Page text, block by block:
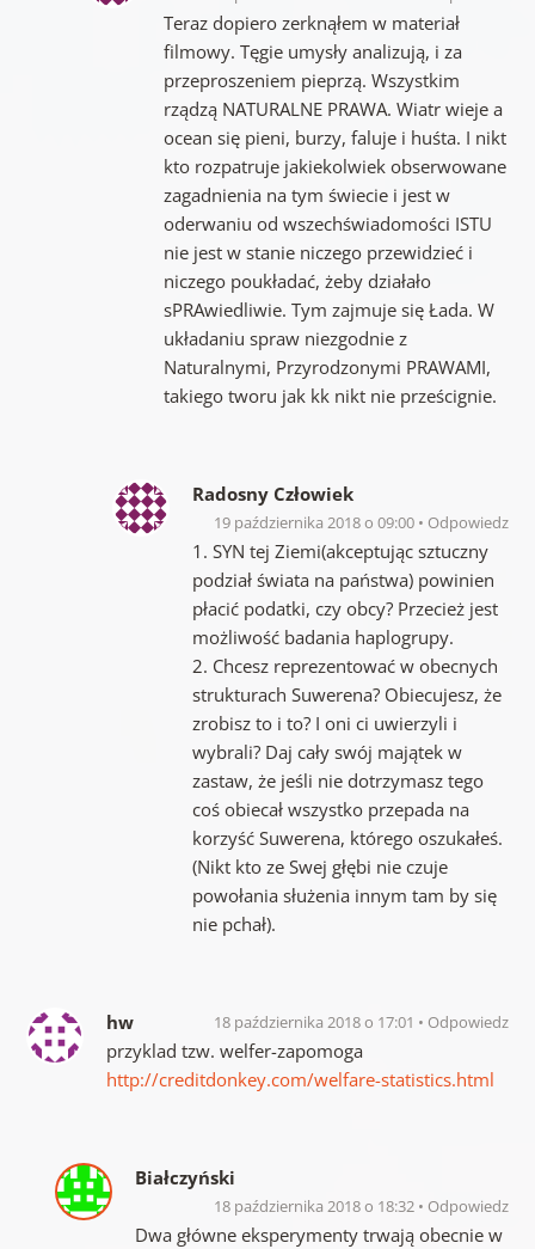
Teraz dopiero zerknąłem w materiał
filmowy. Tęgie umysły analizują, i za
przeproszeniem pieprzą. Wszystkim
rządzą NATURALNE PRAWA. Wiatr wieje a
ocean się pieni, burzy, faluje i huśta. I nikt
kto rozpatruje jakiekolwiek obserwowane
zagadnienia na tym świecie i jest w
oderwaniu od wszechświadomości ISTU
nie jest w stanie niczego przewidzieć i
niczego poukładać, żeby działało
sPRAwiedliwie. Tym zajmuje się Łada. W
układaniu spraw niezgodnie z
Naturalnymi, Przyrodzonymi PRAWAMI,
takiego tworu jak kk nikt nie prześcignie.
Radosny Człowiek
19 października 2018 o 09:00 Odpowiedz
1. SYN tej Ziemi(akceptując sztuczny
podział świata na państwa) powinien
płacić podatki, czy obcy? Przecież jest
możliwość badania haplogrupy.
2. Chcesz reprezentować w obecnych
strukturach Suwerena? Obiecujesz, że
zrobisz to i to? I oni ci uwierzyli i
wybrali? Daj cały swój majątek w
zastaw, że jeśli nie dotrzymasz tego
coś obiecał wszystko przepada na
korzyść Suwerena, którego oszukałeś.
(Nikt kto ze Swej głębi nie czuje
powołania służenia innym tam by się
nie pchał).
hw 18 października 2018 o 17:01 Odpowiedz
przyklad tzw. welfer-zapomoga
http://creditdonkey.com/welfare-statistics.html
Białczyński
18 października 2018 o 18:32 Odpowiedz
Dwa główne eksperymenty trwają obecnie w